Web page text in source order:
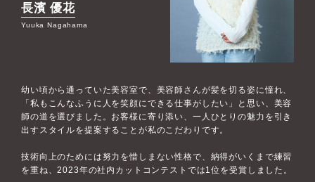
長濱 優花
Yuuka Nagahama
幼い頃から通っていた美容室で、美容師さんが髪を切る姿に憧れ、
「私もこんなふうに人を笑顔にできる仕事がしたい」と思い、美容
師の道を選びました。お客様に寄り添い、一人ひとりの魅力を引き
出すスタイルを提案することが私のこだわりです。
技術向上のためには努力を惜しまない性格で、納得がいくまで練習
を重ね、2023年の社内カットコンテストでは1位を受賞しました。